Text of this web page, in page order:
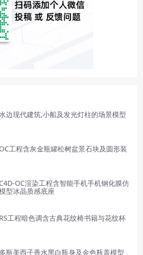
边现代建筑,小船及发光灯柱的场景模型
工程含灰金瓶罐松树盆景石块及圆形装
OC渲染工程含智能手机手机钢化膜仿
型冰晶质感底座
工程暗色调含古典花纹椅书籍与花纹杯
瓶美西子香水黑白瓶身及金色瓶盖模型